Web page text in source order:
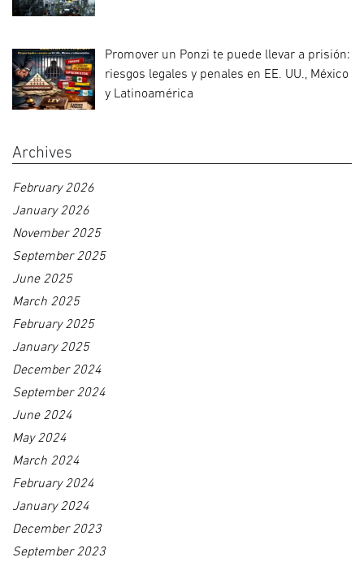
Promover un Ponzi te puede llevar a prisión:
riesgos legales y penales en EE. UU., México
y Latinoamérica
Archives
February 2026
January 2026
November 2025
September 2025
June 2025
March 2025
February 2025
January 2025
December 2024
September 2024
June 2024
May 2024
March 2024
February 2024
January 2024
December 2023
September 2023